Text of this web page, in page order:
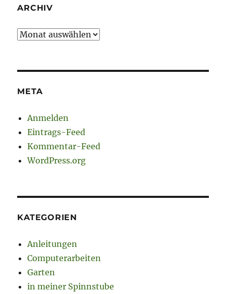
ARCHIV
Archiv
META
Anmelden
Eintrags-Feed
Kommentar-Feed
WordPress.org
KATEGORIEN
Anleitungen
Computerarbeiten
Garten
in meiner Spinnstube